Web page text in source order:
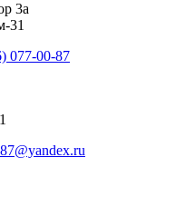
3а
31
077-00-87